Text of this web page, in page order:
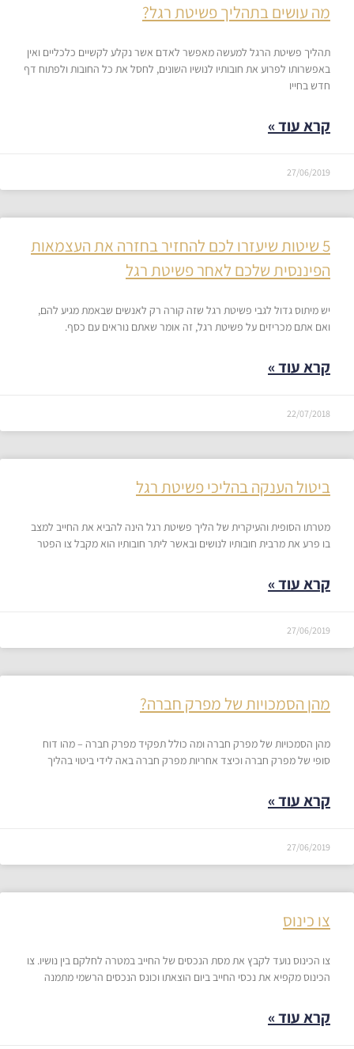
מה עושים בתהליך פשיטת רגל?
תהליך פשיטת הרגל למעשה מאפשר לאדם אשר נקלע לקשיים כלכליים ואין
באפשרותו לפרוע את חובותיו לנושיו השונים, לחסל את כל החובות ולפתוח דף
חדש בחייו
קרא עוד »
27/06/2019
5 שיטות שיעזרו לכם להחזיר בחזרה את העצמאות
הפיננסית שלכם​ לאחר פשיטת רגל
יש מיתוס גדול לגבי פשיטת רגל שזה קורה רק לאנשים שבאמת מגיע להם,
ואם אתם מכריזים על פשיטת רגל, זה אומר שאתם נוראים עם כסף.
קרא עוד »
22/07/2018
ביטול הענקה בהליכי פשיטת רגל
מטרתו הסופית והעיקרית של הליך פשיטת רגל הינה להביא את החייב למצב
בו פרע את מרבית חובותיו לנושים ובאשר ליתר חובותיו הוא מקבל צו הפטר
קרא עוד »
27/06/2019
מהן הסמכויות של מפרק חברה?
מהן הסמכויות של מפרק חברה ומה כולל תפקיד מפרק חברה – מהו דוח
סופי של מפרק חברה וכיצד אחריות מפרק חברה באה לידי ביטוי בהליך
קרא עוד »
27/06/2019
צו כינוס
צו הכינוס נועד לקבץ את מסת הנכסים של החייב במטרה לחלקם בין נושיו. צו
הכינוס מקפיא את נכסי החייב ביום הוצאתו וכונס הנכסים הרשמי מתמנה
קרא עוד »